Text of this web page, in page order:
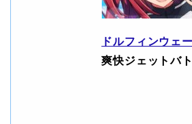
ドルフィンウェ
爽快ジェットバ